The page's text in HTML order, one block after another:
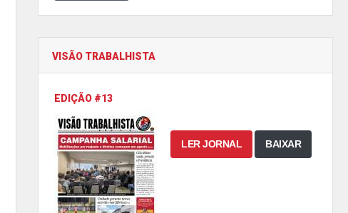
VISÃO TRABALHISTA
EDIÇÃO #13
LER JORNAL BAIXAR